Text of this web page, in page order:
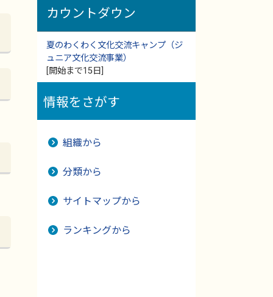
カウントダウン
夏のわくわく文化交流キャンプ（ジ
ュニア文化交流事業）
[開始まで15日]
情報をさがす
組織から
分類から
サイトマップから
ランキングから